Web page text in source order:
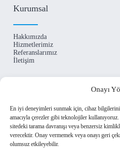
Onayı
En iyi deneyimleri sunmak için, cihaz
amacıyla çerezler gibi teknolojiler
sitedeki tarama davranışı veya benzersiz
verecektir. Onay vermemek veya onayı geri
olumsuz etkileyebilir.
Kurumsal
Hakkımızda
Hizmetlerimiz
Referanslarımız
İletişim
Levent Mahallesi Begonya
İSTANBUL
(+90) 212 290 24 63
info@akisgroup.com